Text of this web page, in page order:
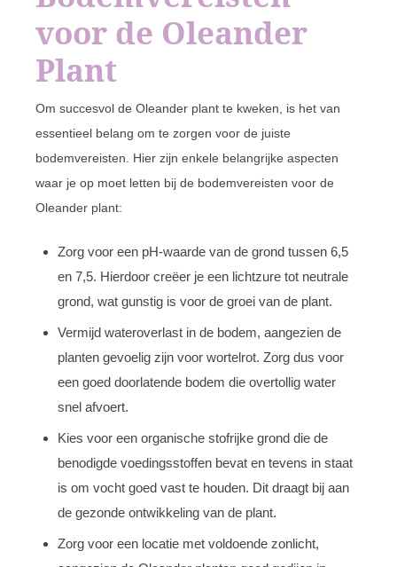
voor de Oleander
Plant
Om succesvol de Oleander plant te kweken, is het van
essentieel belang om te zorgen voor de juiste
bodemvereisten. Hier zijn enkele belangrijke aspecten
waar je op moet letten bij de bodemvereisten voor de
Oleander plant:
Zorg voor een pH-waarde van de grond tussen 6,5
en 7,5. Hierdoor creëer je een lichtzure tot neutrale
grond, wat gunstig is voor de groei van de plant.
Vermijd wateroverlast in de bodem, aangezien de
planten gevoelig zijn voor wortelrot. Zorg dus voor
een goed doorlatende bodem die overtollig water
snel afvoert.
Kies voor een organische stofrijke grond die de
benodigde voedingsstoffen bevat en tevens in staat
is om vocht goed vast te houden. Dit draagt bij aan
de gezonde ontwikkeling van de plant.
Zorg voor een locatie met voldoende zonlicht,